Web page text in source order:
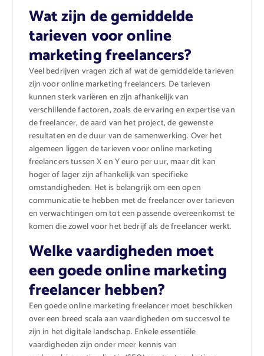
Wat zijn de gemiddelde
tarieven voor online
marketing freelancers?
Veel bedrijven vragen zich af wat de gemiddelde tarieven
zijn voor online marketing freelancers. De tarieven
kunnen sterk variëren en zijn afhankelijk van
verschillende factoren, zoals de ervaring en expertise van
de freelancer, de aard van het project, de gewenste
resultaten en de duur van de samenwerking. Over het
algemeen liggen de tarieven voor online marketing
freelancers tussen X en Y euro per uur, maar dit kan
hoger of lager zijn afhankelijk van specifieke
omstandigheden. Het is belangrijk om een open
communicatie te hebben met de freelancer over tarieven
en verwachtingen om tot een passende overeenkomst te
komen die zowel voor het bedrijf als de freelancer werkt.
Welke vaardigheden moet
een goede online marketing
freelancer hebben?
Een goede online marketing freelancer moet beschikken
over een breed scala aan vaardigheden om succesvol te
zijn in het digitale landschap. Enkele essentiële
vaardigheden zijn onder meer kennis van